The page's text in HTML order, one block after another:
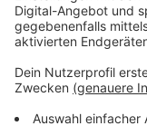
Anzeige